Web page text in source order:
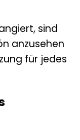
sind
anzusehen
für jedes